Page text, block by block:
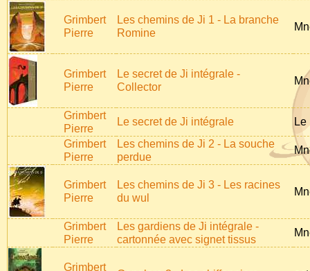
Grimbert
Pierre
Les chemins de Ji 1 - La branche
Romine
Grimbert
Pierre
Le secret de Ji intégrale -
Collector
Grimbert
Pierre
Le secret de Ji intégrale
Grimbert
Pierre
Les chemins de Ji 2 - La souche
perdue
Grimbert
Pierre
Les chemins de Ji 3 - Les racines
du wul
Grimbert
Pierre
Les gardiens de Ji intégrale -
cartonnée avec signet tissus
Grimbert